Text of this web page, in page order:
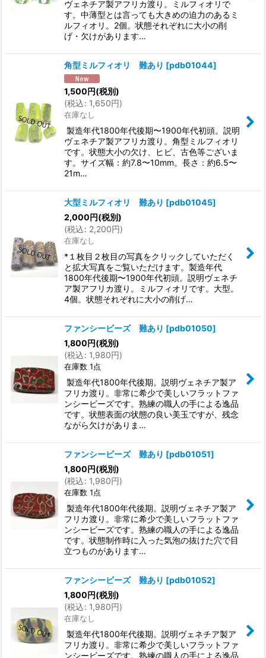
ヴェネチア製アフリカ渡り。ミルフィオリで
す。中薄型とは言っても大きめの迫力のあるミ
ルフィオリ。2個。状態それぞれに大小の削
げ・欠けがあります…
角型ミルフィオリ 難あり [pdb01044]
1,500円(税別)
(税込: 1,650円)
在庫なし
製造年代1800年代後期〜1900年代初頭。説明
ヴェネチア製アフリカ渡り。角型ミルフィオリ
です。状態大小の欠け、ヒビ、古色等ございま
す。サイズ幅：約7.8〜10mm。長さ：約6.5〜
21m…
大型ミルフィオリ 難あり [pdb01045]
2,000円(税別)
(税込: 2,200円)
在庫なし
*１枚目２枚目の写真をクリックしていただく
と拡大写真をご覧いただけます。製造年代
1800年代後期〜1900年代初頭。説明ヴェネチ
ア製アフリカ渡り。ミルフィオリです。大型。
4個。状態それぞれに大小の削げ…
ファンシービーズ 難あり [pdb01050]
1,800円(税別)
(税込: 1,980円)
在庫数 1点
製造年代1800年代後期。説明ヴェネチア製ア
フリカ渡り。非常に希少で美しいフラットファ
ンシービーズです。熟練の職人の手による逸品
です。状態表面の状態の良い美玉ですが、残念
ながら欠けがありま…
ファンシービーズ 難あり [pdb01051]
1,800円(税別)
(税込: 1,980円)
在庫数 1点
製造年代1800年代後期。説明ヴェネチア製ア
フリカ渡り。非常に希少で美しいフラットファ
ンシービーズです。熟練の職人の手による逸品
です。状態制作時に入った気泡の抜けた穴で目
立つものがあります…
ファンシービーズ 難あり [pdb01052]
1,800円(税別)
(税込: 1,980円)
在庫なし
製造年代1800年代後期。説明ヴェネチア製ア
フリカ渡り。非常に希少で美しいフラットファ
ンシービーズです。熟練の職人の手による逸品